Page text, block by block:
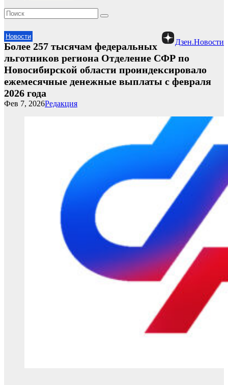
Новости
Дзен.Новости
Более 257 тысячам федеральных
льготников региона Отделение СФР по
Новосибирской области проиндексировало
ежемесячные денежные выплаты с февраля
2026 года
Редакция
Фев 7, 2026